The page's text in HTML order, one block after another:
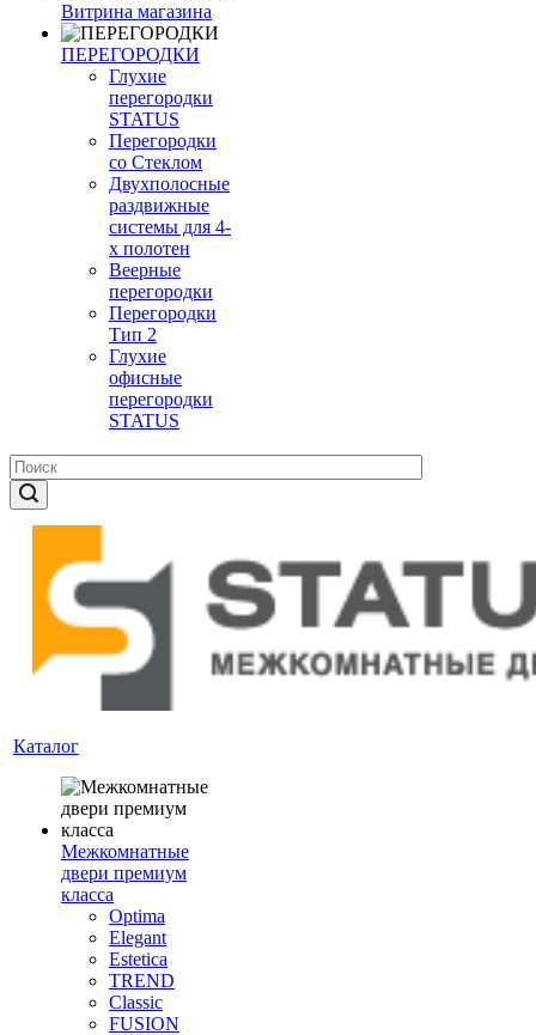
Витрина магазина
ПЕРЕГОРОДКИ
Глухие
перегородки
STATUS
Перегородки
со Стеклом
Двухполосные
раздвижные
системы для 4-
х полотен
Веерные
перегородки
Перегородки
Тип 2
Глухие
офисные
перегородки
STATUS
Каталог
Межкомнатные
двери премиум
класса
Optima
Elegant
Estetica
TREND
Classic
FUSION